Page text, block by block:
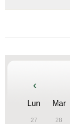
‹
Lun Mar
27 28